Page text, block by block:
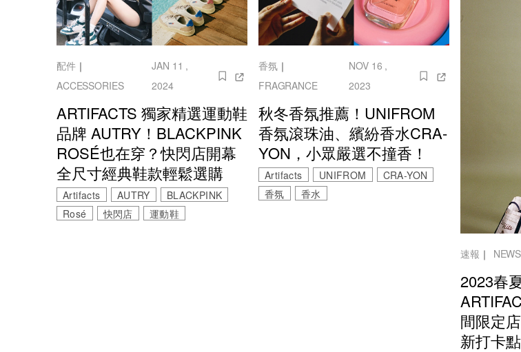
配件｜
ACCESSORIES
JAN 11 ,
2024
ARTIFACTS 獨家精選運動鞋
品牌 AUTRY！BLACKPINK
ROSÉ也在穿？快閃店開幕
全尺寸經典鞋款輕鬆選購
Artifacts AUTRY
BLACKPINK
Rosé
快閃店 運動鞋
香氛｜
FRAGRANCE
NOV 16 ,
2023
秋冬香氛推薦！UNIFROM
香氛滾珠油、繽紛香水CRA-
YON，小眾嚴選不撞香！
Artifacts UNIFROM
CRA-YON
香氛
香水
速報 ｜ NEWS
2023春
間限定
新打卡點